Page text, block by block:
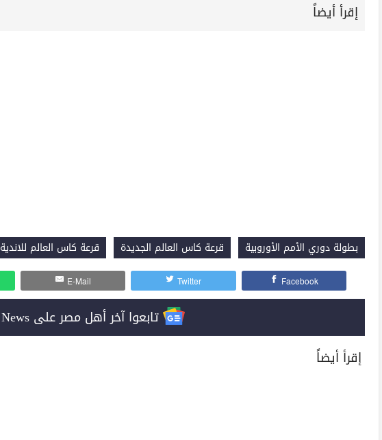
إقرأ أيضاً
بطولة دوري الأمم الأوروبية قرعة كاس العالم الجديدة قرعة كاس العالم للاندية
Facebook
Twitter
E-Mail
تابعوا آخر أهل مصر على Google News
إقرأ أيضاً